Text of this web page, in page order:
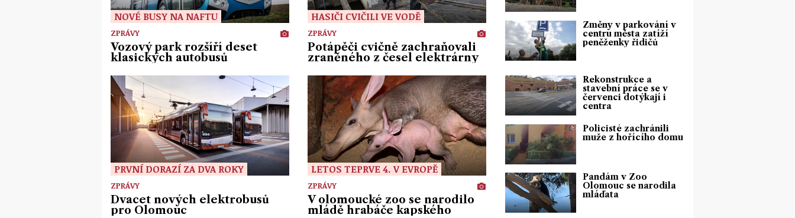
NOVÉ BUSY NA NAFTU
ZPRÁVY
Vozový park rozšíří deset
klasických autobusů
HASIČI CVIČILI VE VODĚ
ZPRÁVY
Potápěči cvičně zachraňovali
zraněného z česel elektrárny
Změny v parkování v
centru města zatíží
peněženky řidičů
PRVNÍ DORAZÍ ZA DVA ROKY
ZPRÁVY
Dvacet nových elektrobusů
pro Olomouc
LETOS TEPRVE 4. V EVROPĚ
ZPRÁVY
V olomoucké zoo se narodilo
mládě hrabáče kapského
Rekonstrukce a
stavební práce se v
červenci dotýkají i
centra
Policisté zachránili
muže z hořícího domu
Pandám v Zoo
Olomouc se narodila
mláďata